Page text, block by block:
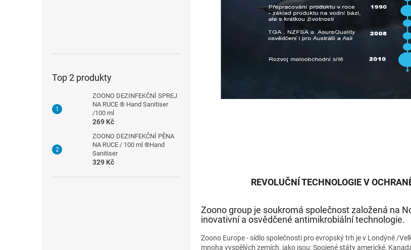
Top 2 produkty
ZOONO DEZINFEKČNÍ SPREJ
NA RUCE ® Hand Sanitiser
/100 ml
269 Kč
ZOONO DEZINFEKČNÍ PĚNA
NA RUCE / 100 ml ®Hand
Sanitiser
329 Kč
REVOLUČNÍ TECHNOLOGIE V
Zoono group je soukromá společnost založená na
inovativní a osvědčené antimikrobiální technologie.
Zoono Europe - sídlo společnosti pro evropský trh je v Londýně /
mnoha vyspělých zemích, jako jsou: Spojené státy americké,